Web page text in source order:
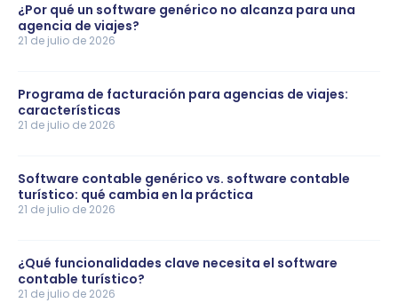
¿Por qué un software genérico no alcanza para una
agencia de viajes?
21 de julio de 2026
Programa de facturación para agencias de viajes:
características
21 de julio de 2026
Software contable genérico vs. software contable
turístico: qué cambia en la práctica
21 de julio de 2026
¿Qué funcionalidades clave necesita el software
contable turístico?
21 de julio de 2026